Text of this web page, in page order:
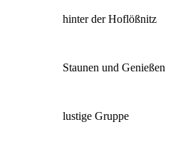
hinter der Hoflößnitz
Staunen und Genießen
lustige Gruppe